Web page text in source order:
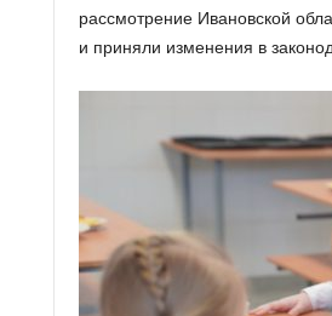
рассмотрение Ивановской
и приняли изменения в